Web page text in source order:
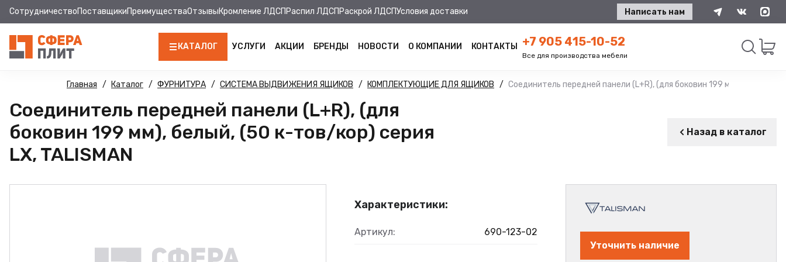
СотрудничествоПоставщикиПреимуществаОтзывыКромление ЛДСП Распил ЛДСП Раскрой ЛДСПУсловия доставки Написать нам
КАТАЛОГ
ЛДСП
КРОМКА
МДФ
СТОЛЕШНИЦЫ
УСЛУГИ АКЦИИ БРЕНДЫ НОВОСТИ О КОМПАНИИ КОНТАКТЫ +7 905 415-10-52
Все для производства мебели
Главная Каталог ФУРНИТУРА СИСТЕМА ВЫДВИЖЕНИЯ ЯЩИКОВ КОМПЛЕКТУЮЩИЕ ДЛЯ ЯЩИКОВ Соединитель передней панели (L+R), (для боковин 199 мм), белый, (50
Соединитель передней панели (L+R), (для
боковин 199 мм), белый, (50 к-тов/кор) серия
LX, TALISMAN
Назад в каталог
Характеристики:
Артикул:
690-123-02
Уточнить наличие